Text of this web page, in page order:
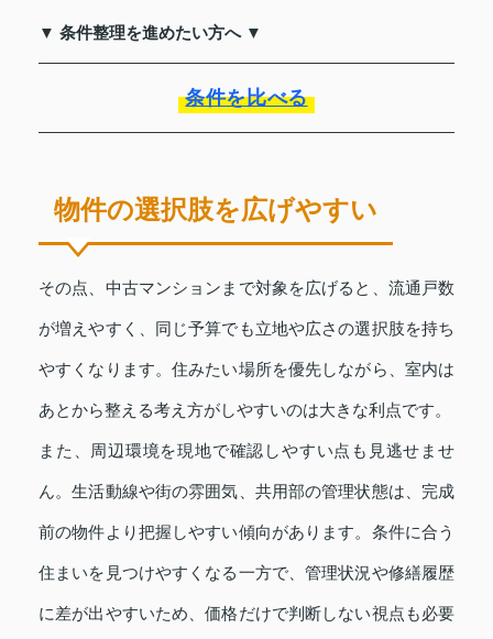
▼ 条件整理を進めたい方へ ▼
条件を比べる
物件の選択肢を広げやすい
その点、中古マンションまで対象を広げると、流通戸数
が増えやすく、同じ予算でも立地や広さの選択肢を持ち
やすくなります。住みたい場所を優先しながら、室内は
あとから整える考え方がしやすいのは大きな利点です。
また、周辺環境を現地で確認しやすい点も見逃せませ
ん。生活動線や街の雰囲気、共用部の管理状態は、完成
前の物件より把握しやすい傾向があります。条件に合う
住まいを見つけやすくなる一方で、管理状況や修繕履歴
に差が出やすいため、価格だけで判断しない視点も必要